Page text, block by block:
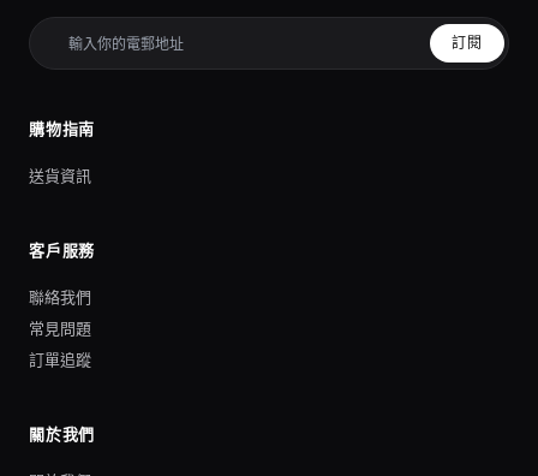
訂閱
購物指南
送貨資訊
客戶服務
聯絡我們
常見問題
訂單追蹤
關於我們